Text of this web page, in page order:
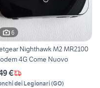
6
Nighthawk M2 MR2100
4G Come Nuovo
€
dei Legionari(GO)